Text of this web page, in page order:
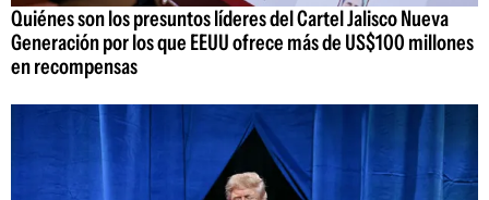
Quiénes son los presuntos líderes del Cartel Jalisco Nueva
Generación por los que EEUU ofrece más de US$100 millones
en recompensas